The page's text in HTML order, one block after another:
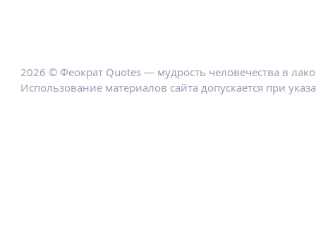
2026 © Феократ Quotes — мудрость человечества в
Использование материалов сайта допускается при